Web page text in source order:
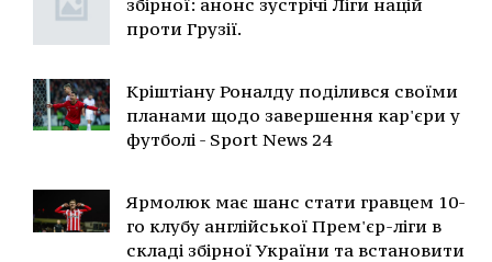
збірної: анонс зустрічі Ліги націй
проти Грузії.
Кріштіану Роналду поділився своїми
планами щодо завершення кар'єри у
футболі - Sport News 24
Ярмолюк має шанс стати гравцем 10-
го клубу англійської Прем'єр-ліги в
складі збірної України та встановити